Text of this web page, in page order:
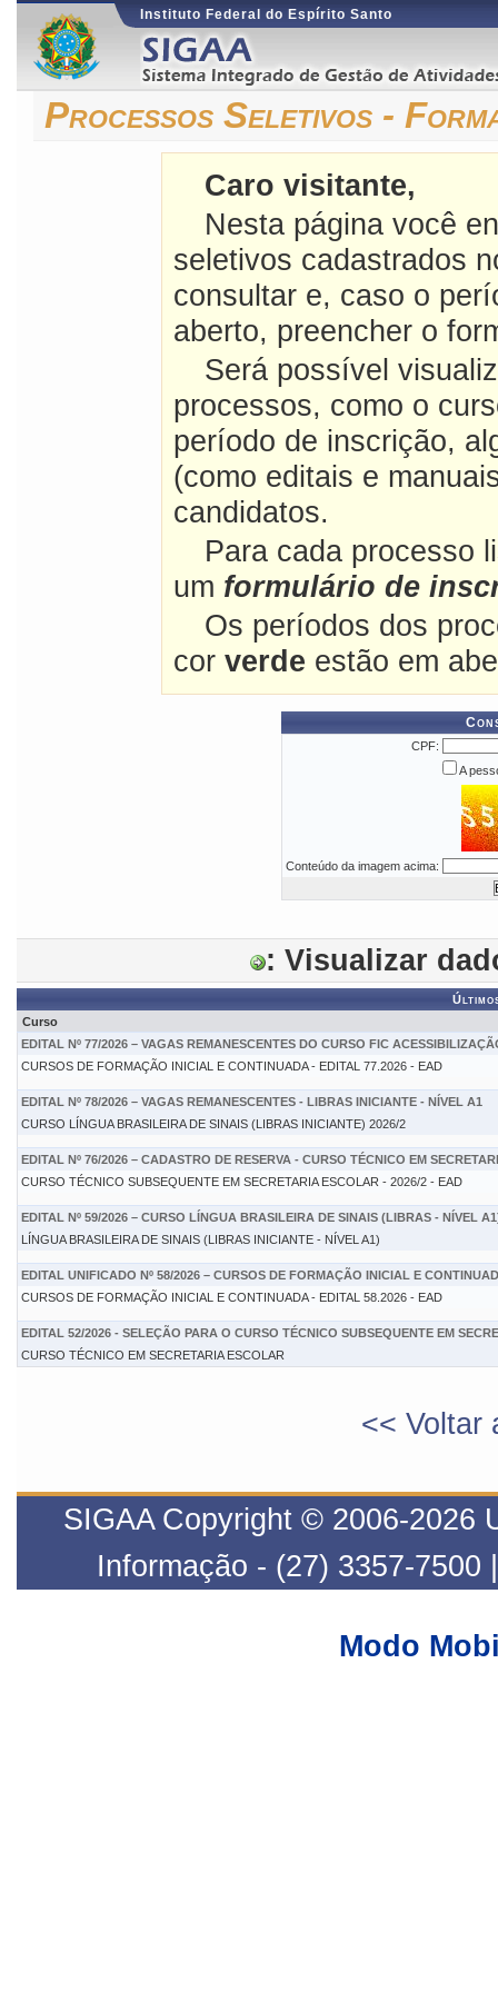
Instituto Federal do Espírito Santo
Processos Seletivos -
Caro visitante,
Nesta página você
seletivos cadastrados
consultar e, caso o
aberto, preencher o
Será possível
processos, como o
período de inscrição,
(como editais e
candidatos.
Para cada processo
um formulário de
Os períodos dos
cor verde estão em
CPF:
A
Conteúdo da imagem acima:
: Visualizar
Curso
EDITAL Nº 77/2026 – VAGAS REMANESCENTES DO CURSO FIC
CURSOS DE FORMAÇÃO INICIAL E CONTINUADA - EDITAL 77.2026 - EAD
EDITAL Nº 78/2026 – VAGAS REMANESCENTES - LIBRAS INICIANTE - NÍVEL A1
CURSO LÍNGUA BRASILEIRA DE SINAIS (LIBRAS INICIANTE) 2026/2
EDITAL Nº 76/2026 – CADASTRO DE RESERVA - CURSO TÉCNICO EM
CURSO TÉCNICO SUBSEQUENTE EM SECRETARIA ESCOLAR - 2026/2 - EAD
EDITAL Nº 59/2026 – CURSO LÍNGUA BRASILEIRA DE SINAIS (LIBRAS - NÍVEL
LÍNGUA BRASILEIRA DE SINAIS (LIBRAS INICIANTE - NÍVEL A1)
EDITAL UNIFICADO Nº 58/2026 – CURSOS DE FORMAÇÃO INICIAL E
CURSOS DE FORMAÇÃO INICIAL E CONTINUADA - EDITAL 58.2026 - EAD
EDITAL 52/2026 - SELEÇÃO PARA O CURSO TÉCNICO SUBSEQUENTE EM
CURSO TÉCNICO EM SECRETARIA ESCOLAR
<< Voltar
SIGAA Copyright © 2006-2026
Informação - (27) 3357-
Modo